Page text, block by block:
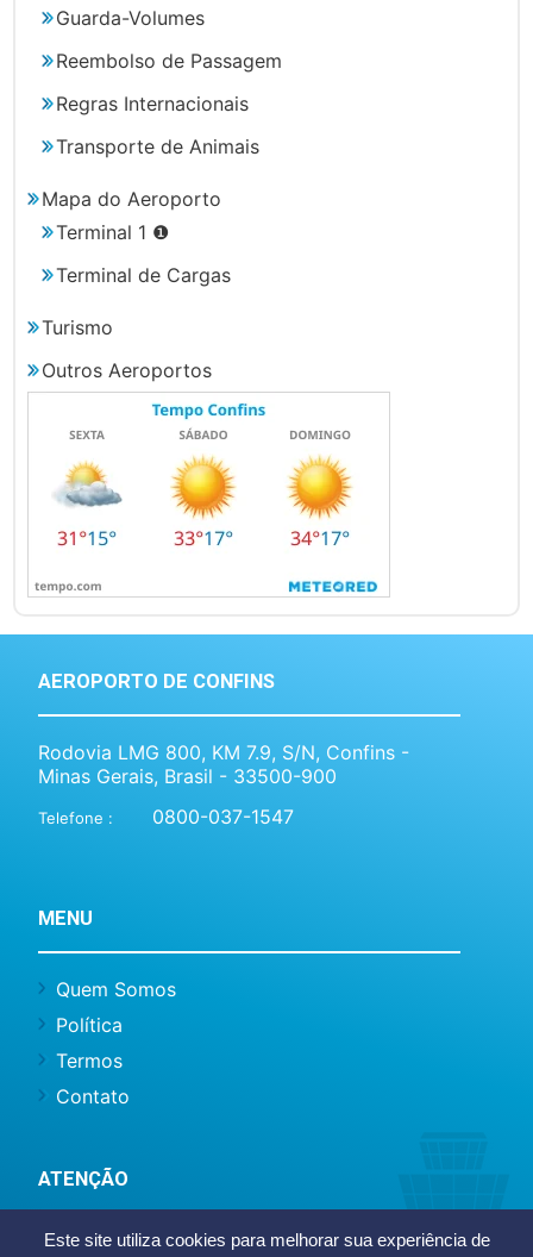
Este site utiliza cookies para melhorar sua experiência de
Guarda-Volumes
Reembolso de Passagem
Regras Internacionais
Transporte de Animais
Mapa do Aeroporto
Terminal 1 ❶
Terminal de Cargas
Turismo
Outros Aeroportos
AEROPORTO DE CONFINS
Rodovia LMG 800, KM 7.9, S/N, Confins -
Minas Gerais, Brasil - 33500-900
Telefone : 0800-037-1547
MENU
Quem Somos
Política
Termos
Contato
ATENÇÃO
Este site não representa o BH Airport ou